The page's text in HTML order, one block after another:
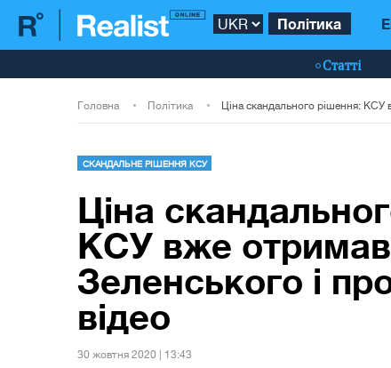
Політика
Статті
Головна Політика
СКАНДАЛЬНЕ РІШЕННЯ КСУ
Ціна
КСУ вже отримав
Зеленського і
відео
30 жовтня 2020 | 13:43